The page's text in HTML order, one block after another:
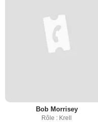
Bob Morrisey
Rôle : Krell